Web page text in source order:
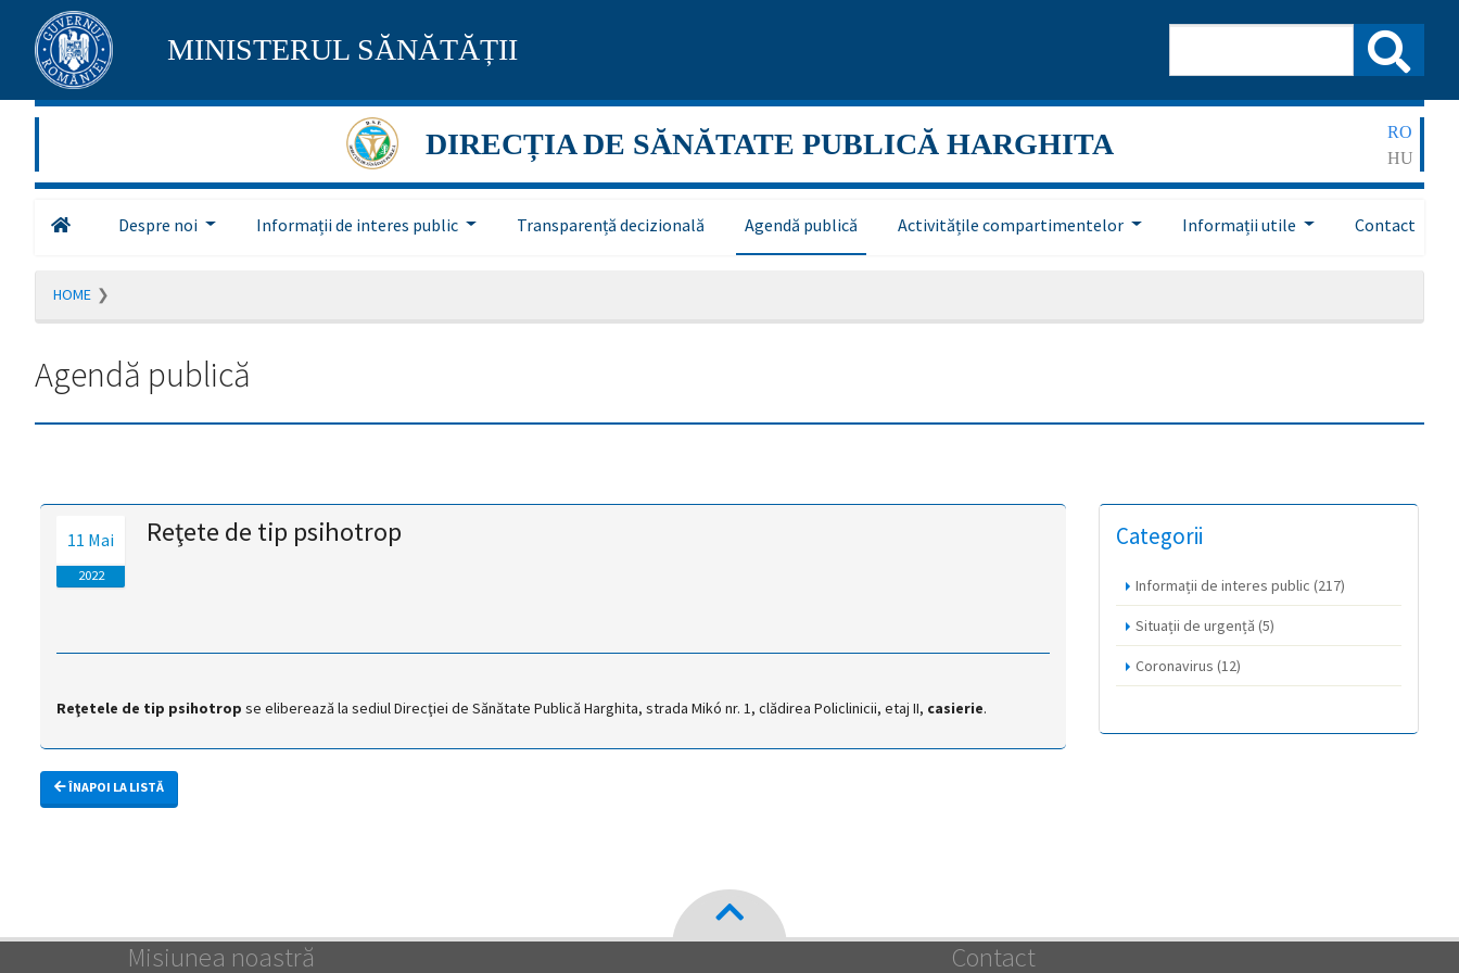
Pagina
maghiară
se
află
construcție
Redirecționare
română
secunde.
magyar
nyelvű
fejlesztés
alatt
van
Átiranyítás
másodpercen
MINISTERUL SĂNĂTĂȚII
DIRECȚIA DE SĂNĂTATE PUBLICĂ HARGHITA
RO
HU
Despre noi Informații de interes public Transparență decizională Agendă publică Activitățile compartimentelor Informații utile Contact
HOME
Agendă publică
11 Mai
2022
Reţete de tip psihotrop
Reţetele de tip psihotrop se eliberează la sediul Direcţiei de Sănătate Publică Harghita, strada Mikó nr. 1, clădirea Policlinicii, etaj II, casierie.
Categorii
Informații de interes public (217)
Situații de urgență (5)
Coronavirus (12)
ÎNAPOI LA LISTĂ
Misiunea noastră Contact